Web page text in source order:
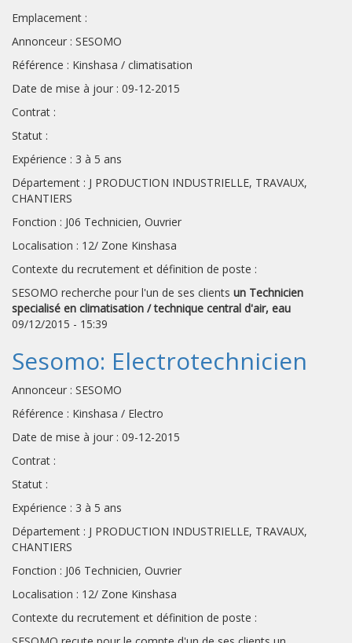
Emplacement :
Annonceur : SESOMO
Référence : Kinshasa / climatisation
Date de mise à jour : 09-12-2015
Contrat :
Statut :
Expérience : 3 à 5 ans
Département : J PRODUCTION INDUSTRIELLE, TRAVAUX,
CHANTIERS
Fonction : J06 Technicien, Ouvrier
Localisation : 12/ Zone Kinshasa
Contexte du recrutement et définition de poste :
SESOMO recherche pour l'un de ses clients un Technicien
specialisé en climatisation / technique central d'air, eau
09/12/2015 - 15:39
Sesomo: Electrotechnicien
Annonceur : SESOMO
Référence : Kinshasa / Electro
Date de mise à jour : 09-12-2015
Contrat :
Statut :
Expérience : 3 à 5 ans
Département : J PRODUCTION INDUSTRIELLE, TRAVAUX,
CHANTIERS
Fonction : J06 Technicien, Ouvrier
Localisation : 12/ Zone Kinshasa
Contexte du recrutement et définition de poste :